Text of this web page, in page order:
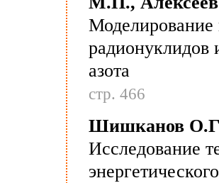
Моделирование
радионуклидов
азота
стр. 466
Шишканов
Исследование